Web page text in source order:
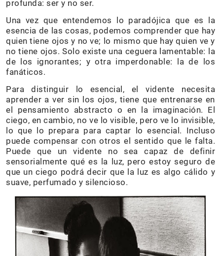
profunda: ser y no ser.
Una vez que entendemos lo paradójica que es la
esencia de las cosas, podemos comprender que hay
quien tiene ojos y no ve; lo mismo que hay quien ve y
no tiene ojos. Solo existe una ceguera lamentable: la
de los ignorantes; y otra imperdonable: la de los
fanáticos.
Para distinguir lo esencial, el vidente necesita
aprender a ver sin los ojos, tiene que entrenarse en
el pensamiento abstracto o en la imaginación. El
ciego, en cambio, no ve lo visible, pero ve lo invisible,
lo que lo prepara para captar lo esencial. Incluso
puede compensar con otros el sentido que le falta.
Puede que un vidente no sea capaz de definir
sensorialmente qué es la luz, pero estoy seguro de
que un ciego podrá decir que la luz es algo cálido y
suave, perfumado y silencioso.